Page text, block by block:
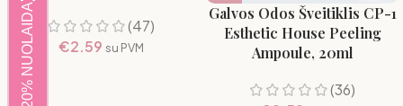
(47)
€2.59 su PVM
Galvos Odos Šveitiklis CP-1
Esthetic House Peeling
Ampoule, 20ml
(36)
20% NUOLAIDA